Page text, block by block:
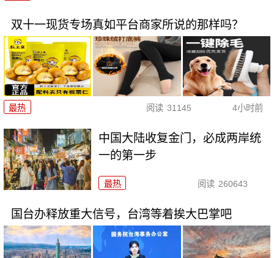
双十一现货专场真如平台商家所说的那样吗？
最热 阅读 31145 4小时前
中国大陆收复金门，必成两岸统
一的第一步
最热 阅读 260643
国台办释放重大信号，台湾等着挨大巴掌吧